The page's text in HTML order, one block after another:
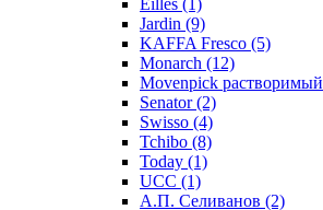
Jardin (9)
KAFFA Fresco (5)
Monarch (12)
Movenpick растворимый
Senator(2)
Swisso (4)
Tchibo (8)
Today (1)
UCC (1)
А.П. Селиванов (2)